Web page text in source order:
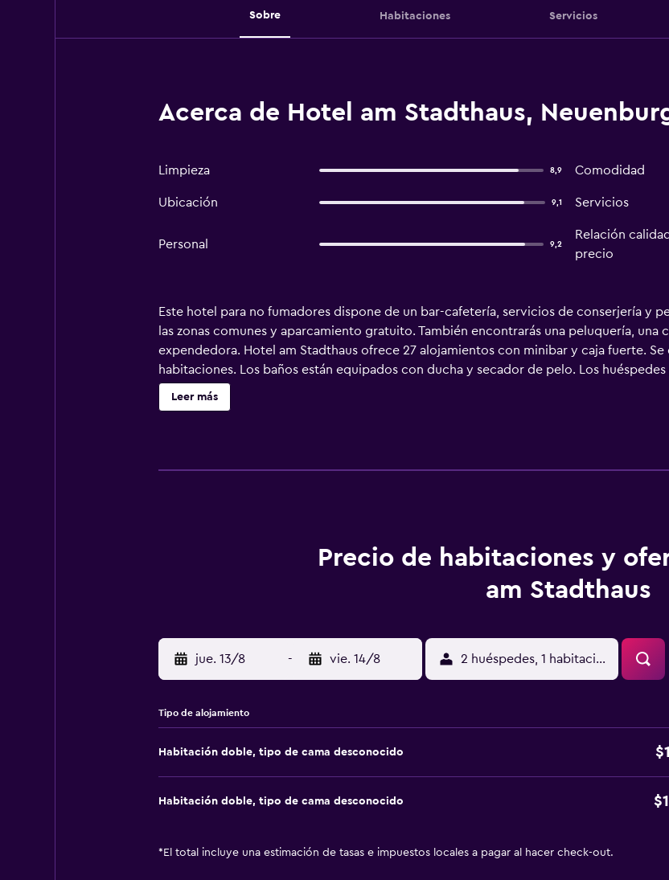
Sobre Habitaciones Servicios
Acerca de Hotel am Stadthaus,
Limpieza 8,9 Comodidad
Ubicación 9,1 Servicios
Personal 9,2
Relación
precio
Este hotel para no fumadores dispone de un bar-cafetería, servicios de conserjería y
las zonas comunes y aparcamiento gratuito. También encontrarás una peluquería, una
expendedora. Hotel am Stadthaus ofrece 27 alojamientos con minibar y caja fuerte.
habitaciones. Los baños están equipados con ducha y secador de pelo. Los
acceso a Internet wifi gratis. Entre las comodidades especialmente pensadas para las
periódicos gratuitos y teléfono. Se ofrece servicio de limpieza todos los días. Se
Leer más
Precio de habitaciones y
am Stadthaus
jue. 13/8 - vie. 14/8 2 huéspedes, 1 habitación
Tipo de alojamiento
Habitación doble, tipo de cama desconocido
Habitación doble, tipo de cama desconocido
* El total incluye una estimación de tasas e impuestos locales a pagar al hacer check-out.